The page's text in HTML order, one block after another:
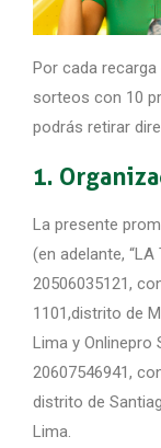
Por cada
sorteos con 10
podrás retirar
1.
La presente
(en adelante, “LA
20506035121,
1101,distrito de
Lima y Onlinepro
20607546941,
distrito de
Lima.